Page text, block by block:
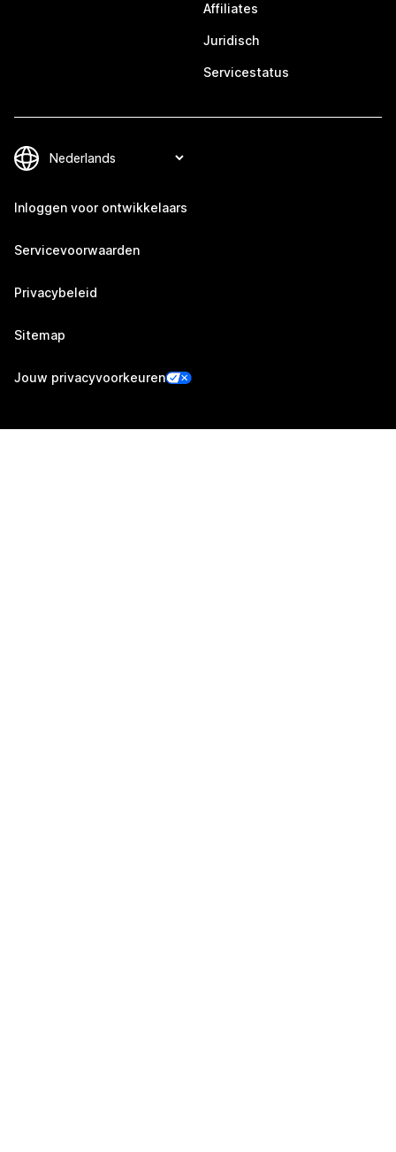
Affiliates
Juridisch
Servicestatus
Inloggen voor ontwikkelaars
Servicevoorwaarden
Privacybeleid
Sitemap
Jouw privacyvoorkeuren